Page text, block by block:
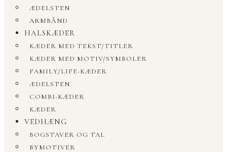
ÆDELSTEN
ARMBÅND
HALSKÆDER
KÆDER MED TEKST/TITLER
KÆDER MED MOTIV/SYMBOLER
FAMILY/LIFE-KÆDER
ÆDELSTEN
COMBI-KÆDER
KÆDER
VEDHÆNG
BOGSTAVER OG TAL
BYMOTIVER